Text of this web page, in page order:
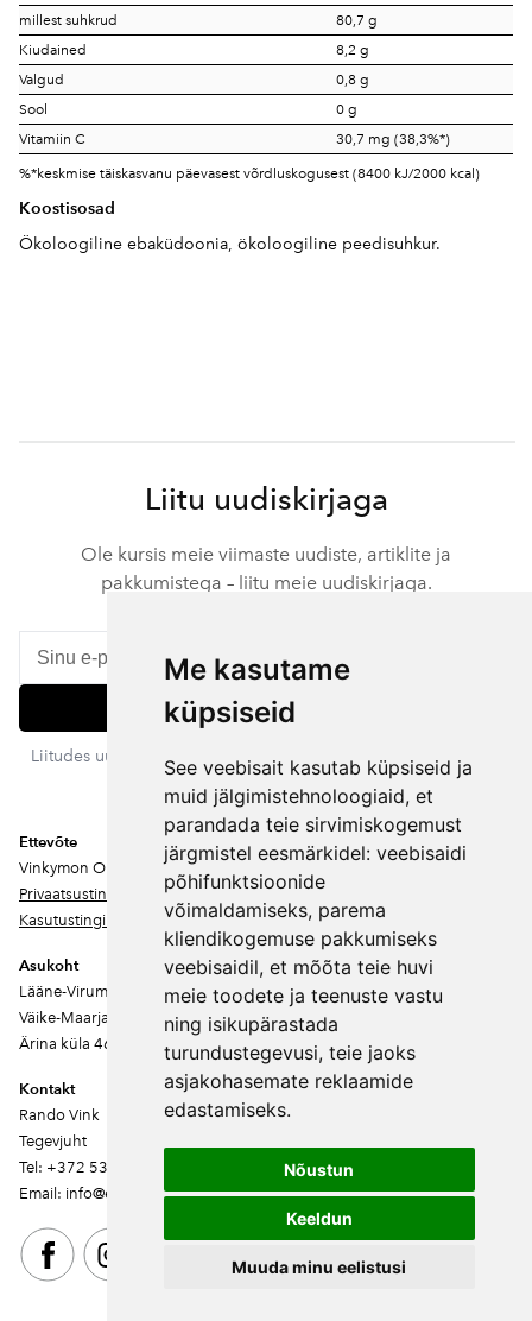
Me kasutame
küpsiseid
See veebisait kasutab küpsiseid ja
muid jälgimistehnoloogiaid, et
parandada teie sirvimiskogemust
järgmistel eesmärkidel: veebisaidi
põhifunktsioonide
võimaldamiseks, parema
kliendikogemuse pakkumiseks
veebisaidil, et mõõta teie huvi
meie toodete ja teenuste vastu
ning isikupärastada
turundustegevusi, teie jaoks
asjakohasemate reklaamide
edastamiseks.
Nõustun
Keeldun
Muuda minu eelistusi
millest suhkrud
80,7 g
Kiudained
8,2 g
Valgud
0,8 g
Sool
0 g
Vitamiin C
30,7 mg (38,3%*)
%*keskmise täiskasvanu päevasest võrdluskogusest (8400 kJ/2000 kcal)
Koostisosad
Ökoloogiline ebaküdoonia, ökoloogiline peedisuhkur.
Liitu uudiskirjaga
Ole kursis meie viimaste uudiste, artiklite ja
pakkumistega – liitu meie uudiskirjaga.
Liitu
Liitudes uudiskirjaga nõustud meie privaatsustingimustega. Sa
võid igal ajal tellimuse tühistada.
Ettevõte
Vinkymon OÜ
Privaatsustingimused
Kasutustingimused
Asukoht
Lääne-Virumaa
Väike-Maarja vald
Ärina küla 46202
Kontakt
Rando Vink
Tegevjuht
Tel: +372 53444844
Email: info@ebakudoonia.ee